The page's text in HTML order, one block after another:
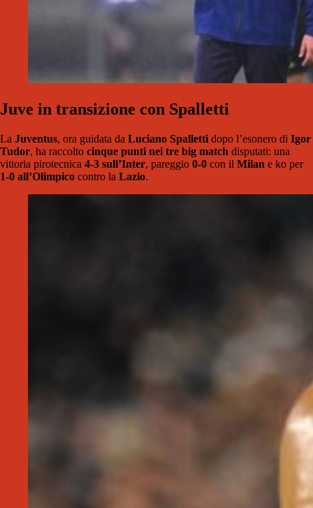
Juve in transizione con Spalletti
La Juventus, ora guidata da Luciano Spalletti dopo l’esonero di Igor
Tudor, ha raccolto cinque punti nei tre big match disputati: una
vittoria pirotecnica 4-3 sull’Inter, pareggio 0-0 con il Milan e ko per
1-0 all’Olimpico contro la Lazio.